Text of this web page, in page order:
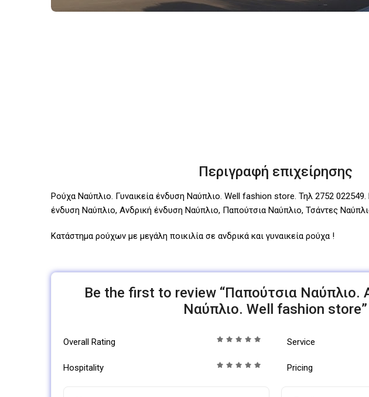
Περιγραφή επιχείρησης
Ρούχα Ναύπλιο. Γυναικεία ένδυση Ναύπλιο. Well fashion store. Τηλ 2752 022549.
ένδυση Ναύπλιο, Ανδρική ένδυση Ναύπλιο, Παπούτσια Ναύπλιο, Τσάντες
Κατάστημα ρούχων με μεγάλη ποικιλία σε ανδρικά και γυναικεία ρούχα !
Be the first to review “Παπούτσια Ναύπλιο.
Ναύπλιο. Well fashion store”
Overall Rating Service
Hospitality Pricing